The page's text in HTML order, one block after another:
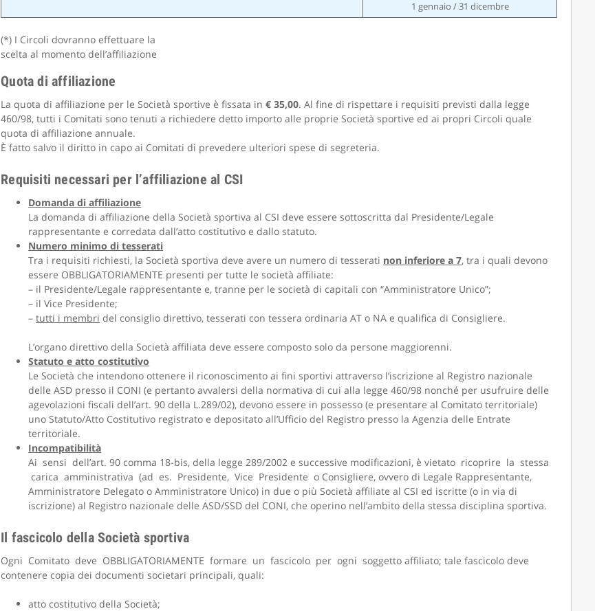
1 gennaio / 31 dicembre
(*) I Circoli dovranno effettuare la
scelta al momento dell’affiliazione
Quota di affiliazione
La quota di affiliazione per le Società sportive è fissata in€ 35,00. Al fine di rispettare i requisiti previsti dalla legge
460/98, tutti i Comitati sono tenuti a richiedere detto importo alle proprie Società sportive ed ai propri Circoli quale
quota di affiliazione annuale.
È fatto salvo il diritto in capo ai Comitati di prevedere ulteriori spese di segreteria.
Requisiti necessari per l’affiliazione al CSI
Domanda di affiliazione
La domanda di affiliazione della Società sportiva al CSI deve essere sottoscritta dal Presidente/Legale
rappresentante e corredata dall’atto costitutivo e dallo statuto.
Numero minimo di tesserati
Tra i requisiti richiesti, la Società sportiva deve avere un numero di tesserati non inferiore a 7, tra i quali devono
essere OBBLIGATORIAMENTE presenti per tutte le società affiliate:
– il Presidente/Legale rappresentante e, tranne per le società di capitali con “Amministratore Unico”;
– il Vice Presidente;
–tutti i membri del consiglio direttivo, tesserati con tessera ordinaria AT o NA e qualifica di Consigliere.
L’organo direttivo della Società affiliata deve essere composto solo da persone maggiorenni.
Statuto e atto costitutivo
Le Società che intendono ottenere il riconoscimento ai fini sportivi attraverso l’iscrizione al Registro nazionale
delle ASD presso il CONI (e pertanto avvalersi della normativa di cui alla legge 460/98 nonché per usufruire delle
agevolazioni fiscali dell’art. 90 della L.289/02), devono essere in possesso (e presentare al Comitato territoriale)
uno Statuto/Atto Costitutivo registrato e depositato all’Ufficio del Registro presso la Agenzia delle Entrate
territoriale.
Incompatibilità
Ai sensi dell’art. 90 comma 18-bis, della legge 289/2002 e successive modificazioni, è vietato ricoprire la stessa
carica amministrativa (ad es. Presidente, Vice Presidente o Consigliere, ovvero di Legale Rappresentante,
Amministratore Delegato o Amministratore Unico) in due o più Società affiliate al CSI ed iscritte (o in via di
iscrizione) al Registro nazionale delle ASD/SSD del CONI, che operino nell’ambito della stessa disciplina sportiva.
Il fascicolo della Società sportiva
Ogni Comitato deve OBBLIGATORIAMENTE formare un fascicolo per ogni soggetto affiliato; tale fascicolo deve
contenere copia dei documenti societari principali, quali:
atto costitutivo della Società;